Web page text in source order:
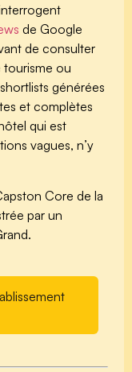
de Google
de consulter
tourisme ou
générées
et complètes
qui est
vagues, n’y
Core de la
par un